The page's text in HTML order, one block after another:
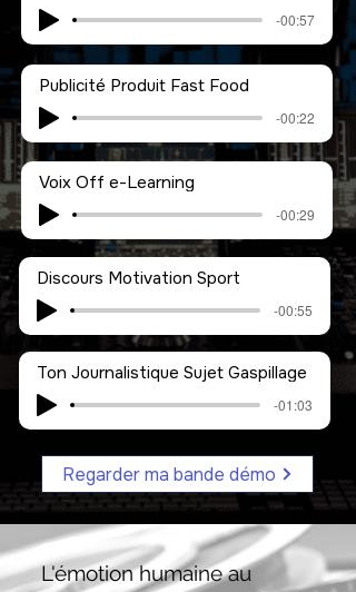
-00:57
Publicité Produit Fast Food
-00:22
Voix Off e-Learning
-00:29
Discours Motivation Sport
-00:55
Ton Journalistique Sujet Gaspillage
-01:03
Regarder ma bande démo
L'émotion humaine au